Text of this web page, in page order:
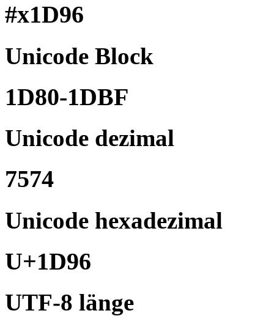
#x1D96
Unicode Block
1D80-1DBF
Unicode dezimal
7574
Unicode hexadezimal
U+1D96
UTF-8 länge